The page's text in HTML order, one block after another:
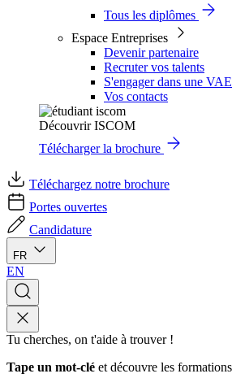
Tous les diplômes
Espace Entreprises
Devenir partenaire
Recruter vos talents
S'engager dans une VAE
Vos contacts
Découvrir ISCOM
Télécharger la brochure
Téléchargez notre brochure
Portes ouvertes
Candidature
FR
EN
Tu cherches, on t'aide à trouver !
Tape un mot-clé et découvre les